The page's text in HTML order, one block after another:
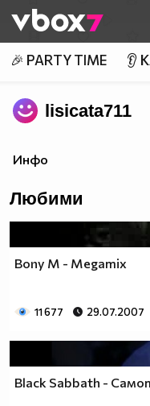
👾
🎉 PARTY TIME 👂
lisicata711
Инфо
Любими
Bony M - Megamix
11 677 29.07.2007
Black Sabbath -